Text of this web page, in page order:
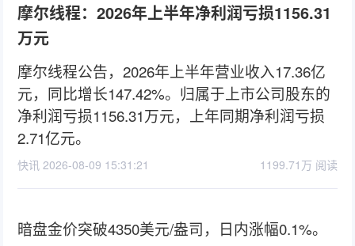
摩尔线程：2026年上半年净利润亏损1156.31
万元
摩尔线程公告，2026年上半年营业收入17.36亿
元，同比增长147.42%。归属于上市公司股东的
净利润亏损1156.31万元，上年同期净利润亏损
2.71亿元。
快讯 2026-08-09 15:31:21 1199.71万 阅读
暗盘金价突破4350美元/盎司，日内涨幅0.1%。